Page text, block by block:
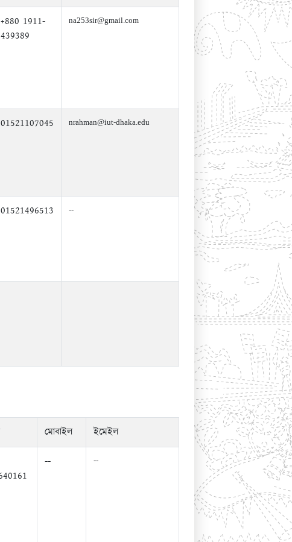
+880 1911-
439389
na253sir@gmail.com
01521107045 nrahman@iut-dhaka.edu
01521496513 --
মোবাইল ইমেইল
-- --